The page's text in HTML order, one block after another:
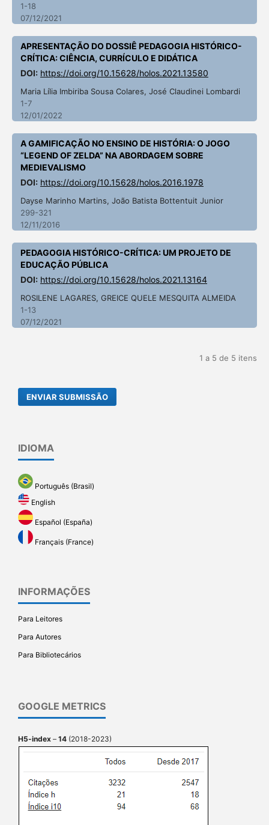
1-18
07/12/2021
APRESENTAÇÃO DO DOSSIÊ PEDAGOGIA HISTÓRICO-
CRÍTICA: CIÊNCIA, CURRÍCULO E DIDÁTICA
DOI: https://doi.org/10.15628/holos.2021.13580
Maria Lília Imbiriba Sousa Colares, José Claudinei Lombardi
1-7
12/01/2022
A GAMIFICAÇÃO NO ENSINO DE HISTÓRIA: O JOGO
“LEGEND OF ZELDA” NA ABORDAGEM SOBRE
MEDIEVALISMO
DOI: https://doi.org/10.15628/holos.2016.1978
Dayse Marinho Martins, João Batista Bottentuit Junior
299-321
12/11/2016
PEDAGOGIA HISTÓRICO-CRÍTICA: UM PROJETO DE
EDUCAÇÃO PÚBLICA
DOI: https://doi.org/10.15628/holos.2021.13164
ROSILENE LAGARES, GREICE QUELE MESQUITA ALMEIDA
1-13
07/12/2021
1 a 5 de 5 itens
ENVIAR SUBMISSÃO
IDIOMA
Português (Brasil)
English
Español (España)
Français (France)
INFORMAÇÕES
Para Leitores
Para Autores
Para Bibliotecários
GOOGLE METRICS
H5-index – 14 (2018-2023)